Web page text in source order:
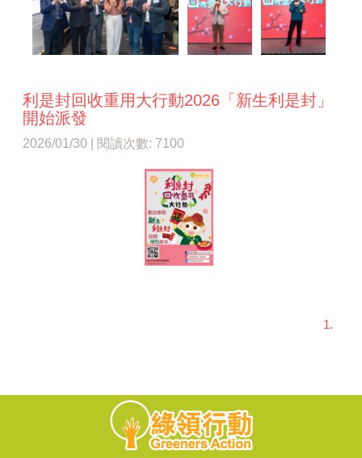
利是封回收重用大行動2026「新生利是封」
開始派發
2026/01/30 | 閱讀次數: 7100
1.